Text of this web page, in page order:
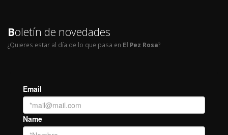
Boletín de novedades
¿Quieres estar al día de lo que pasa en El Pez Rosa?